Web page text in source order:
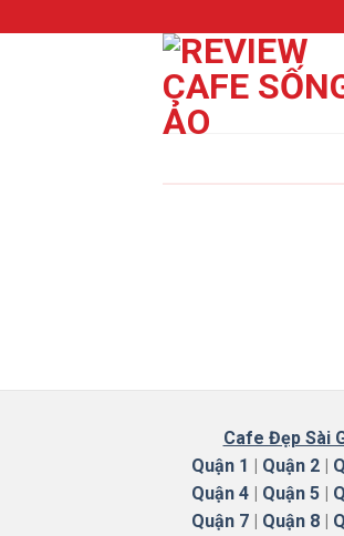
to
Cafe Đẹp Sài
Quận 1 | Quận 2 |
Quận 4 | Quận 5 |
Quận 7 | Quận 8 |